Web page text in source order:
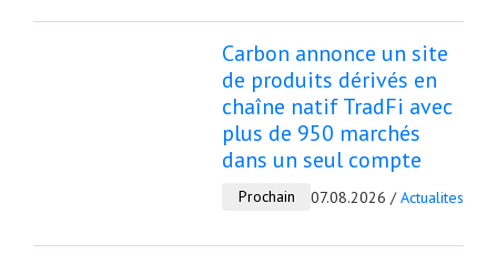
Carbon annonce un site
de produits dérivés en
chaîne natif TradFi avec
plus de 950 marchés
dans un seul compte
Prochain 07.08.2026 /Actualites